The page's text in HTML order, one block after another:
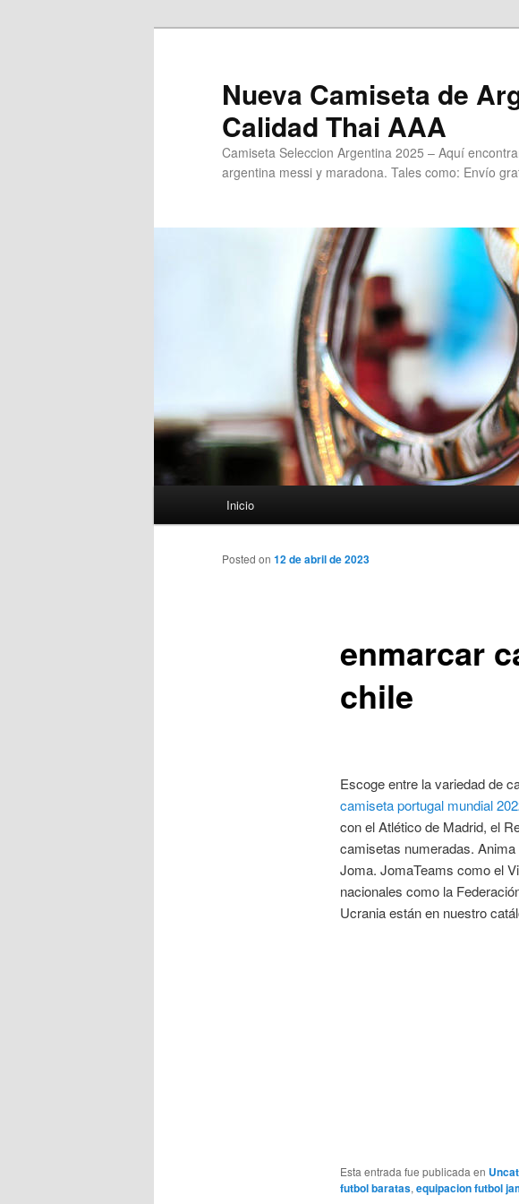
Nueva Camiseta de
Calidad Thai AAA
Camiseta Seleccion Argentina 2025 – Aquí
argentina messi y maradona. Tales como: Envío
Inicio
enmarcar
chile
Posted on 12 de abril de 2023
Escoge entre la variedad de
camiseta portugal mundial
con el Atlético de Madrid, el
camisetas numeradas.
Joma. JomaTeams como el
nacionales como la
Ucrania están en nuestro
Esta entrada fue publicada en
futbol baratas,equipacion futbol